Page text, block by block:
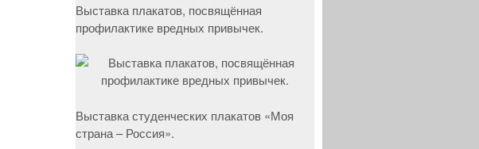
Выставка плакатов, посвящённая
профилактике вредных привычек.
Выставка студенческих плакатов «Моя
страна – Россия».